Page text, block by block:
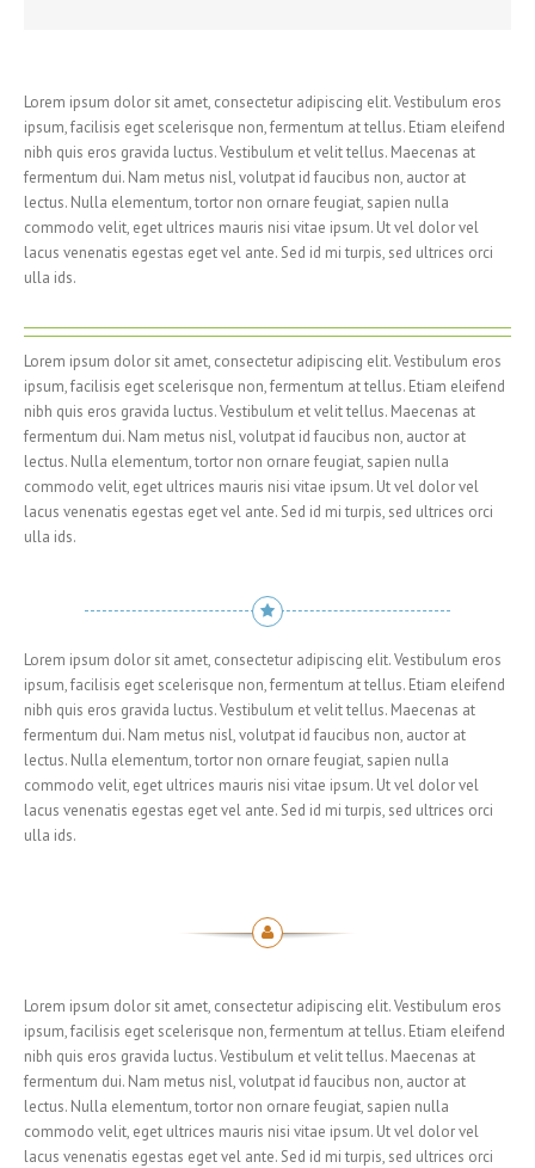
Lorem ipsum dolor sit amet, consectetur adipiscing elit. Vestibulum eros
ipsum, facilisis eget scelerisque non, fermentum at tellus. Etiam eleifend
nibh quis eros gravida luctus. Vestibulum et velit tellus. Maecenas at
fermentum dui. Nam metus nisl, volutpat id faucibus non, auctor at
lectus. Nulla elementum, tortor non ornare feugiat, sapien nulla
commodo velit, eget ultrices mauris nisi vitae ipsum. Ut vel dolor vel
lacus venenatis egestas eget vel ante. Sed id mi turpis, sed ultrices orci
ulla ids.
Lorem ipsum dolor sit amet, consectetur adipiscing elit. Vestibulum eros
ipsum, facilisis eget scelerisque non, fermentum at tellus. Etiam eleifend
nibh quis eros gravida luctus. Vestibulum et velit tellus. Maecenas at
fermentum dui. Nam metus nisl, volutpat id faucibus non, auctor at
lectus. Nulla elementum, tortor non ornare feugiat, sapien nulla
commodo velit, eget ultrices mauris nisi vitae ipsum. Ut vel dolor vel
lacus venenatis egestas eget vel ante. Sed id mi turpis, sed ultrices orci
ulla ids.
Lorem ipsum dolor sit amet, consectetur adipiscing elit. Vestibulum eros
ipsum, facilisis eget scelerisque non, fermentum at tellus. Etiam eleifend
nibh quis eros gravida luctus. Vestibulum et velit tellus. Maecenas at
fermentum dui. Nam metus nisl, volutpat id faucibus non, auctor at
lectus. Nulla elementum, tortor non ornare feugiat, sapien nulla
commodo velit, eget ultrices mauris nisi vitae ipsum. Ut vel dolor vel
lacus venenatis egestas eget vel ante. Sed id mi turpis, sed ultrices orci
ulla ids.
Lorem ipsum dolor sit amet, consectetur adipiscing elit. Vestibulum eros
ipsum, facilisis eget scelerisque non, fermentum at tellus. Etiam eleifend
nibh quis eros gravida luctus. Vestibulum et velit tellus. Maecenas at
fermentum dui. Nam metus nisl, volutpat id faucibus non, auctor at
lectus. Nulla elementum, tortor non ornare feugiat, sapien nulla
commodo velit, eget ultrices mauris nisi vitae ipsum. Ut vel dolor vel
lacus venenatis egestas eget vel ante. Sed id mi turpis, sed ultrices orci